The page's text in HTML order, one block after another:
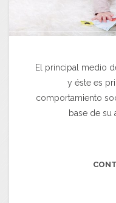
El principal medio
y éste es
comportamiento
base de su